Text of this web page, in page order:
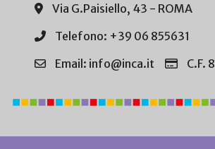
Via G.Paisiello, 43 - ROMA
Telefono: +39 06 855631
Email: info@inca.it
C.F.